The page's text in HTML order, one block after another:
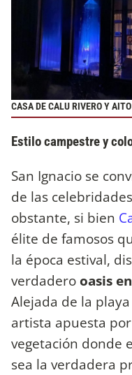
CASA DE CALU RIVERO Y
Estilo campestre y
San Ignacio se
de las
obstante, si bien
élite de famosos
la época estival,
verdadero oasis
Alejada de la
artista apuesta
vegetación donde
sea la verdadera